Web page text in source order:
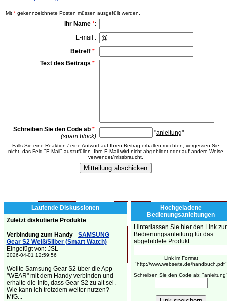
Mit * gekennzeichnete Posten müssen ausgefüllt werden.
Ihr Name *:
E-mail :
Betreff *:
Text des Beitrags *:
Schreiben Sie den Code ab *:
(spam block)
"anleitung"
Falls Sie eine Reaktion / eine Antwort auf Ihren Beitrag erhalten möchten, vergessen Sie
nicht, das Feld "E-Mail" auszufüllen. Ihre E-Mail wird nicht abgebildet oder auf andere Weise
verwendet/missbraucht.
Laufende Diskussionen
Zuletzt diskutierte Produkte:
Verbindung zum Handy- SAMSUNG
Gear S2 Weiß/Silber (Smart Watch)
Eingefügt von: JSL
2026-04-01 12:59:56
Wollte Samsung Gear S2 über die App
"WEAR" mit dem Handy verbinden und
erhalte die Info, dass Gear S2 zu alt sei.
Wie kann ich trotzdem weiter nutzen?
MfG...
Hochgeladene
Bedienungsanleitungen
Hinterlassen Sie hier den Link zur
Bedienungsanleitung für das
abgebildete Produkt:
Link im Format
"http://www.webseite.de/handbuch.pdf"
Schreiben Sie den Code ab: